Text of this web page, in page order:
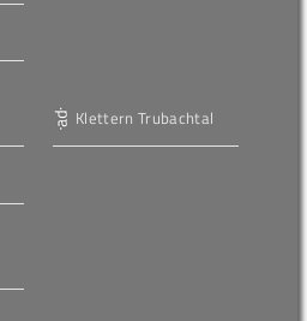
Klettern Trubachtal